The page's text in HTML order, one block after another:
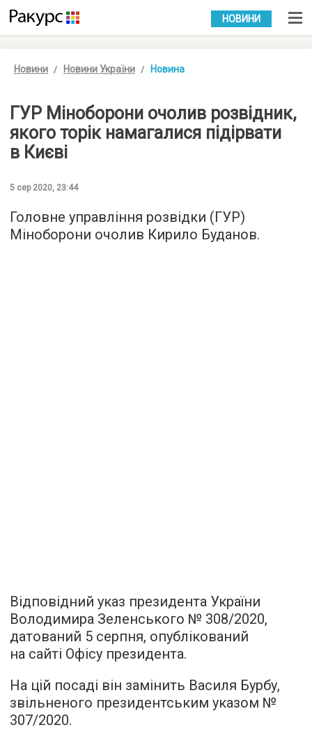
УКР РУС
НОВИНИ
Новини Новини України Новина
ГУР Міноборони очолив розвідник,
якого торік намагалися підірвати
в Києві
5 сер 2020, 23:44
Головне управління розвідки (ГУР)
Міноборони очолив Кирило Буданов.
Відповідний указ президента України
Володимира Зеленського № 308/2020,
датований 5 серпня, опублікований
на сайті Офісу президента.
На цій посаді він замінить Василя Бурбу,
звільненого президентським указом №
307/2020.